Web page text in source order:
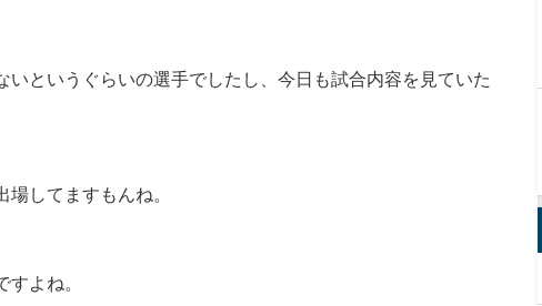
というぐらいの選手でしたし、今日も試合内容を見ていた
してますもんね。
よね。